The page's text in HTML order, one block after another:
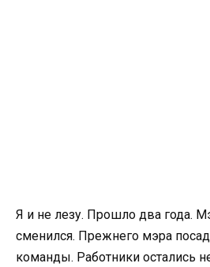
Я и не лезу. Прошло два года.
сменился. Прежнего мэра
команды. Работники остались